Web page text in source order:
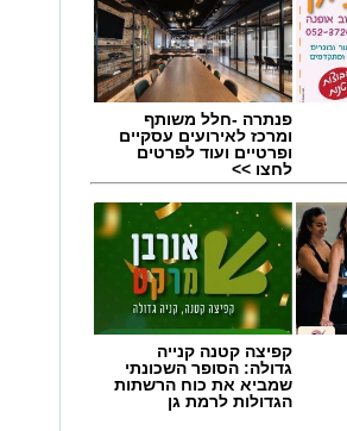
פנתרה -חלל משותף
ומרכז לאירועים עסקיים
ופרטיים ועוד לפרטים
לחצו >>
קפיצה קטנה קנייה
גדולה: הסופר השכונתי
שמביא את כוח הרשתות
הגדולות לרמת גן